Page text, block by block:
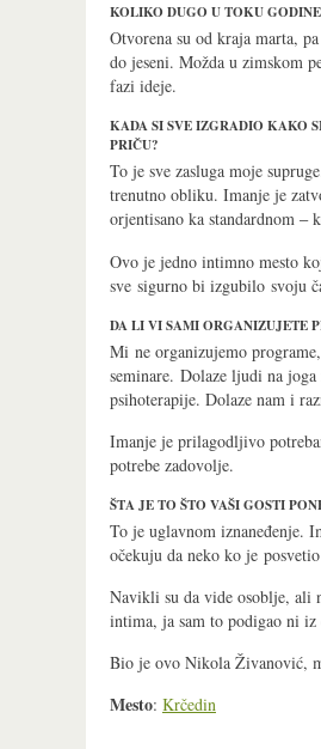
KOLIKO DUGO U TOKU
Otvorena su od kraja marta,
do jeseni. Možda u zimskom
fazi ideje.
KADA SI SVE IZGRADIO KAKO
PRIČU?
To je sve zasluga moje
trenutno obliku. Imanje je
orjentisano ka standardnom –
Ovo je jedno intimno mesto
sve sigurno bi izgubilo svoju
DA LI VI SAMI ORGANIZUJETE
Mi ne organizujemo
seminare. Dolaze ljudi na
psihoterapije. Dolaze nam i
Imanje je prilagodljivo
potrebe zadovolje.
ŠTA JE TO ŠTO VAŠI GOSTI
To je uglavnom iznaneđenje.
očekuju da neko ko je
Navikli su da vide osoblje, ali
intima, ja sam to podigao ni
Bio je ovo Nikola Živanović,
Mesto: Krčedin